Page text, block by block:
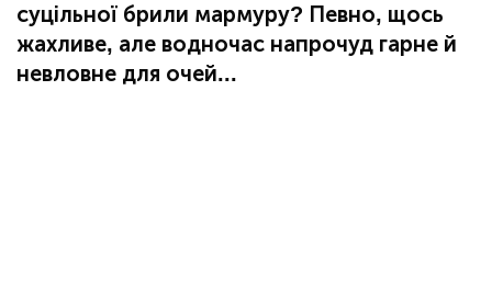
суцільної брили мармуру? Певно, щось
жахливе, але водночас напрочуд гарне й
невловне для очей...